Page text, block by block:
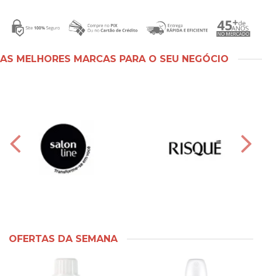
AS MELHORES MARCAS PARA O SEU NEGÓCIO
OFERTAS DA SEMANA